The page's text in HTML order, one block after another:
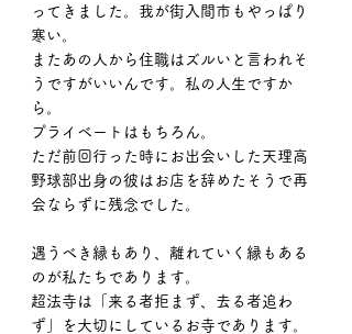
ってきました。我が街入間市もやっぱり
寒い。
またあの人から住職はズルいと言われそ
うですがいいんです。私の人生ですか
ら。
プライベートはもちろん。
ただ前回行った時にお出会いした天理高
野球部出身の彼はお店を辞めたそうで再
会ならずに残念でした。
遇うべき縁もあり、離れていく縁もある
のが私たちであります。
超法寺は「来る者拒まず、去る者追わ
ず」を大切にしているお寺であります。